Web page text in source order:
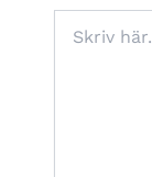
här..